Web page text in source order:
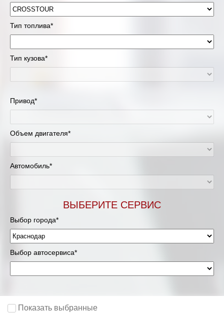
Тип топлива*
Тип кузова*
Привод*
Объем двигателя*
Автомобиль*
ВЫБЕРИТЕ СЕРВИС
Выбор города*
Выбор автосервиса*
Показать выбранные